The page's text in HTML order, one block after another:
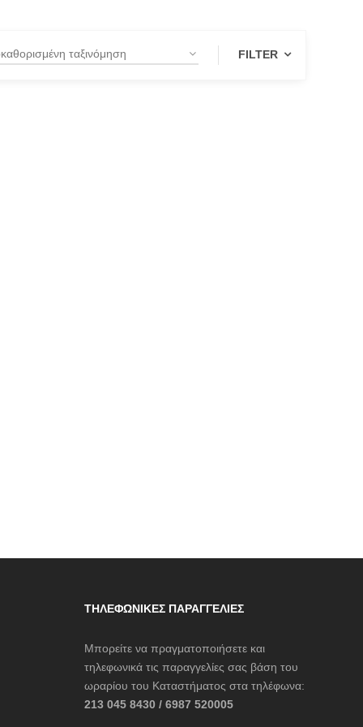
FILTER
ΤΗΛΕΦΩΝΙΚΈΣ ΠΑΡΑΓΓΕΛΊΕΣ
Μπορείτε να πραγματοποιήσετε και
τηλεφωνικά τις παραγγελίες σας βάση του
ωραρίου του Καταστήματος στα τηλέφωνα:
213 045 8430 / 6987 520005